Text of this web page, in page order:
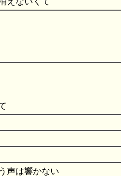
は響かない